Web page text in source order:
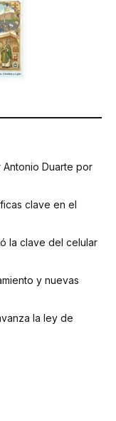
Duarte por
clave en el
la clave del celular
y nuevas
la ley de